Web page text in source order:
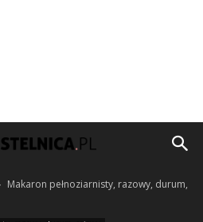
Makaron pełnoziarnisty, razowy, durum,